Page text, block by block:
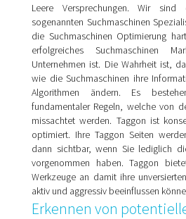
Leere Versprechungen. Wir sind
sogenannten Suchmaschinen
die Suchmaschinen Optimierung
erfolgreiches Suchmaschinen
Unternehmen ist. Die Wahrheit ist,
wie die Suchmaschinen ihre
Algorithmen ändern. Es
fundamentaler Regeln, welche von
missachtet werden. Taggon ist
optimiert. Ihre Taggon Seiten
dann sichtbar, wenn Sie lediglich
vorgenommen haben. Taggon
Werkzeuge an damit ihre
aktiv und aggressiv beeinflussen
Erkennen von